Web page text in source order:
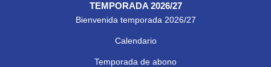
TEMPORADA 2026/27
Bienvenida temporada 2026/27
Calendario
Temporada de abono